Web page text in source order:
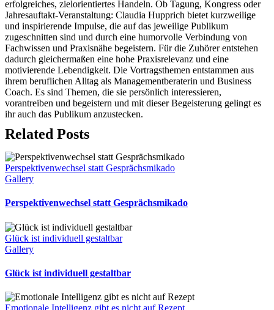
erfolgreiches, zielorientiertes Handeln. Ob Tagung, Kongress oder
Jahresauftakt-Veranstaltung: Claudia Hupprich bietet kurzweilige
und inspirierende Impulse, die auf das jeweilige Publikum
zugeschnitten sind und durch eine humorvolle Verbindung von
Fachwissen und Praxisnähe begeistern. Für die Zuhörer entstehen
dadurch gleichermaßen eine hohe Praxisrelevanz und eine
motivierende Lebendigkeit. Die Vortragsthemen entstammen aus
ihrem beruflichen Alltag als Managementberaterin und Business
Coach. Es sind Themen, die sie persönlich interessieren,
vorantreiben und begeistern und mit dieser Begeisterung gelingt es
ihr auch das Publikum anzustecken.
Related Posts
Perspektivenwechsel statt Gesprächsmikado
Gallery
Perspektivenwechsel statt Gesprächsmikado
Glück ist individuell gestaltbar
Gallery
Glück ist individuell gestaltbar
Emotionale Intelligenz gibt es nicht auf Rezept